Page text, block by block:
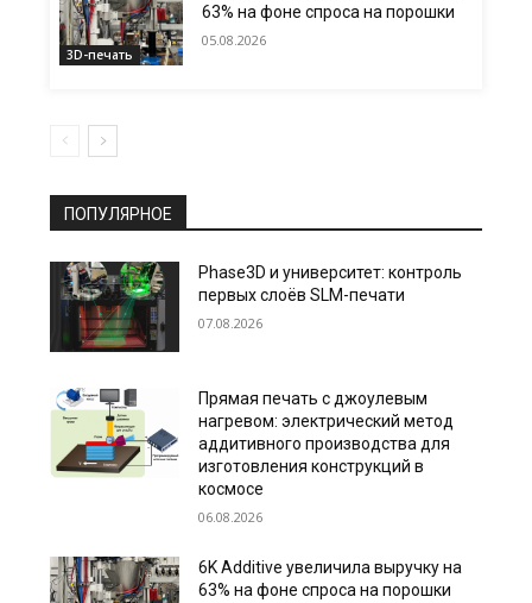
3D-печать
63% на фоне спроса на порошки
05.08.2026
ПОПУЛЯРНОЕ
Phase3D и университет: контроль
первых слоёв SLM-печати
07.08.2026
Прямая печать с джоулевым
нагревом: электрический метод
аддитивного производства для
изготовления конструкций в
космосе
06.08.2026
6K Additive увеличила выручку на
63% на фоне спроса на порошки